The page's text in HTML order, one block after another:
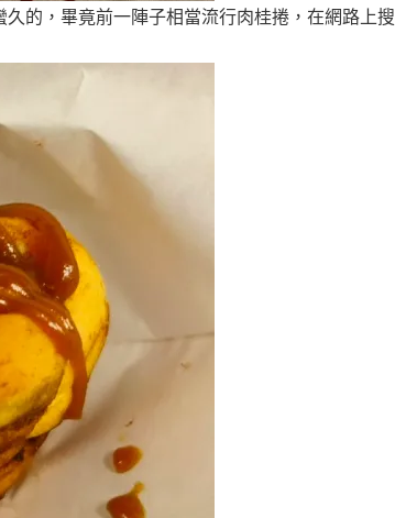
的，畢竟前一陣子相當流行肉桂捲，在網路上搜